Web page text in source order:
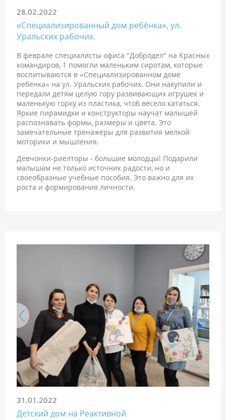
28.02.2022
«Специализированный дом ребёнка», ул.
Уральских рабочих.
В феврале специалисты офиса "Добродел" на Красных
командиров, 1 помогли маленьким сиротам, которые
воспитываются в «Специализированном доме
ребёнка» на ул. Уральских рабочих. Они накупили и
передали детям целую гору развивающих игрушек и
маленькую горку из пластика, чтоб весело кататься.
Яркие пирамидки и конструкторы научат малышей
распознавать формы, размеры и цвета. Это
замечательные тренажёры для развития мелкой
моторики и мышления. ⠀
Девчонки-риелторы - большие молодцы! Подарили
малышам не только источник радости, но и
своеобразные учебные пособия. Это важно для их
роста и формирования личности.
31.01.2022
Детский дом на Реактивной